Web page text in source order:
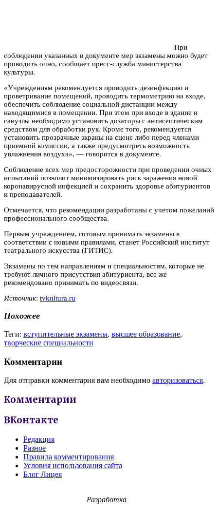
При
соблюдении указанных в документе мер экзамены можно будет
проводить очно, сообщает пресс-служба министерства
культуры.
«Учреждениям рекомендуется проводить дезинфекцию и
проветривание помещений, проводить термометрию на входе,
обеспечить соблюдение социальной дистанции между
находящимися в помещении. При этом при входе в здание и
санузлы необходимо установить дозаторы с антисептическим
средством для обработки рук. Кроме того, рекомендуется
установить прозрачные экраны на сцене либо перед членами
приемной комиссии, а также предусмотреть возможность
увлажнения воздуха», — говорится в документе.
Соблюдение всех мер предосторожности при проведении очных
испытаний позволит минимизировать риск заражения новой
коронавирусной инфекцией и сохранить здоровье абитуриентов
и преподавателей.
Отмечается, что рекомендации разработаны с учетом пожеланий
профессионального сообщества.
Первым учреждением, готовым принимать экзамены в
соответствии с новыми правилами, станет Российский институт
театрального искусства (ГИТИС).
Экзамены по тем направлениям и специальностям, которые не
требуют личного присутствия абитуриента, все же
рекомендовано принимать по видеосвязи.
Источник: tvkultura.ru
Похожее
Теги: вступительные экзамены, высшее образование,
творческие специальности
Комментарии
Для отправки комментария вам необходимо авторизоваться.
Комментарии
ВКонтакте
Редакция
Разное
Правила комментирования
Условия использования сайта
Блог Лицея
Разработка